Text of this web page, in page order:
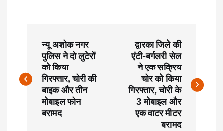
s
न्यू अशोक नगर
पुलिस ने दो लुटेरों
को किया
गिरफ्तार, चोरी की
बाइक और तीन
मोबाइल फोन
बरामद
द्वारका जिले की
एंटी-बर्गलरी सेल
ने एक सक्रिय
चोर को किया
गिरफ्तार, चोरी के
3 मोबाइल और
एक वाटर मीटर
बरामद